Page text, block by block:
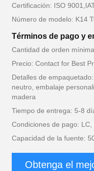
Certificación: ISO
Número de modelo: K14
Términos de pago y
Cantidad de orden
Precio: Contact for Best
Detalles de
neutro, embalaje
madera
Tiempo de entrega: 5-8
Condiciones de pago: LC,
Capacidad de la fuente:
Obtenga el